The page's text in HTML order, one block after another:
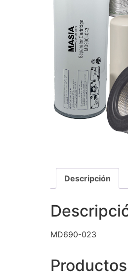
Descripción
MD690-023